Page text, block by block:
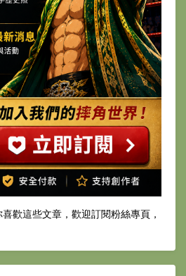
歡這些文章，歡迎訂閱粉絲專頁，